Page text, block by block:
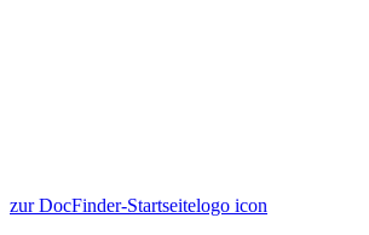
zur DocFinder-Startseitelogo icon